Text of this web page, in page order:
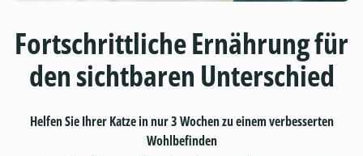
Fortschrittliche Ernährung für
den sichtbaren Unterschied
Helfen Sie Ihrer Katze in nur 3 Wochen zu einem verbesserten
Wohlbefinden